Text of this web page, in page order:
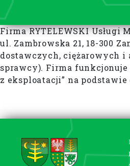
Firma RYTELEWSKI Usługi
ul. Zambrowska 21, 18-300
dostawczych, ciężarowych i
sprawcy). Firma funkcjonuje
z eksploatacji” na podstawie